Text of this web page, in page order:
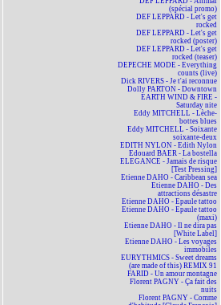
(spécial promo)
DEF LEPPARD - Let's get
rocked
DEF LEPPARD - Let's get
rocked (poster)
DEF LEPPARD - Let's get
rocked (teaser)
DEPECHE MODE - Everything
counts (live)
Dick RIVERS - Je t'ai reconnue
Dolly PARTON - Downtown
EARTH WIND & FIRE -
Saturday nite
Eddy MITCHELL - Lèche-
bottes blues
Eddy MITCHELL - Soixante
soixante-deux
EDITH NYLON - Edith Nylon
Edouard BAER - La bostella
ELEGANCE - Jamais de risque
[Test Pressing]
Etienne DAHO - Caribbean sea
Etienne DAHO - Des
attractions désastre
Etienne DAHO - Epaule tattoo
Etienne DAHO - Epaule tattoo
(maxi)
Etienne DAHO - Il ne dira pas
[White Label]
Etienne DAHO - Les voyages
immobiles
EURYTHMICS - Sweet dreams
(are made of this) REMIX 91
FARID - Un amour montagne
Florent PAGNY - Ça fait des
nuits
Florent PAGNY - Comme